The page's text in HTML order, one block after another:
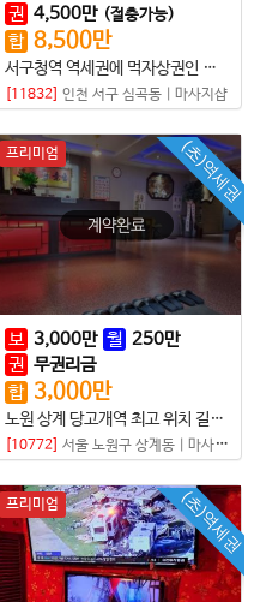
권 4,500만 (절충가능)
합 8,500만
서구청역 역세권에 먹자상권인 위치 좋은 샵
[11832] 인천 서구 심곡동 마사지샵
(초)역세권
프리미엄
보 3,000만 월 250만
권 무권리금
합 3,000만
노원 상계 당고개역 최고 위치 길목에 있는 전통건전샵
[10772] 서울 노원구 상계동 마사지샵
(초)역세권
프리미엄